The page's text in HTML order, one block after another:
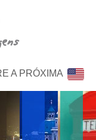
A PRÓXIMA